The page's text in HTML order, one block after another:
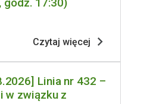
godz. 17:30)
Czytaj więcej
Linia nr 432 –
w związku z